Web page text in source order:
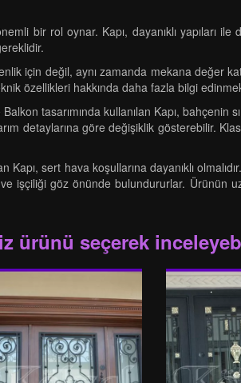
bir rol oynar. Kapı, dayanıklı yapıları ile
için değil, aynı zamanda mekana değer
özellikleri hakkında daha fazla bilgi
tasarımında kullanılan Kapı, bahçenin
detaylarına göre değişiklik gösterebilir.
sert hava koşullarına dayanıklı
işçiliği göz önünde bulundururlar. Ürünün
ürünü seçerek